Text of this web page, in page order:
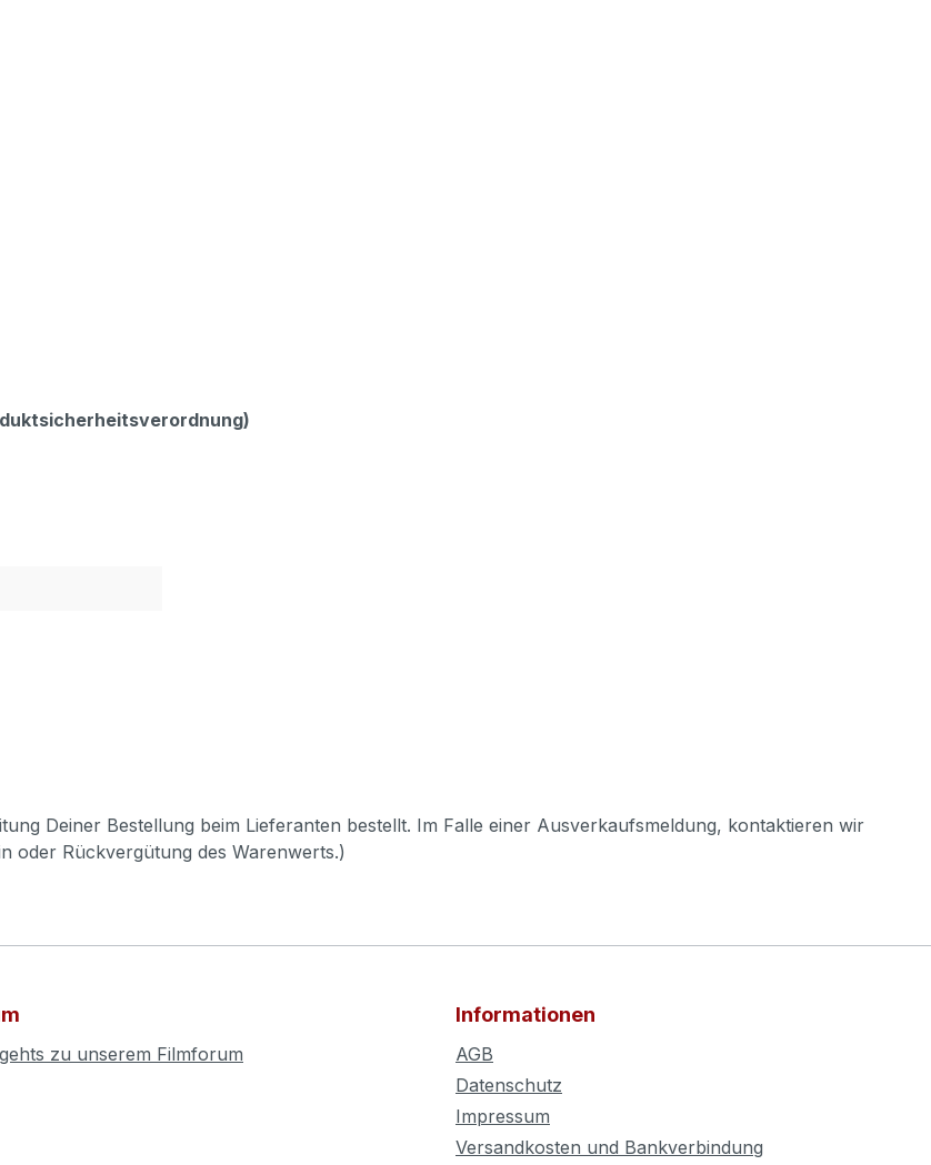
Deiner Bestellung beim Lieferanten bestellt. Im Falle einer Ausverkaufsmeldung, kontaktieren wir
oder Rückvergütung des Warenwerts.)
zu unserem Filmforum
Informationen
AGB
Datenschutz
Impressum
Versandkosten und Bankverbindung